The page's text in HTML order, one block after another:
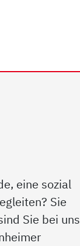
eine sozial
Sie
Sie bei uns